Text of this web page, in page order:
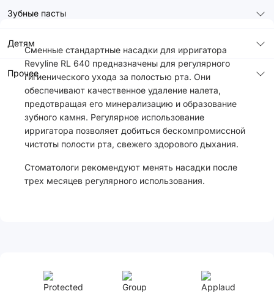
Зубные пасты
Детям
Прочее
Сменные стандартные насадки для ирригатора
Revyline RL 640 предназначены для регулярного
гигиенического ухода за полостью рта. Они
обеспечивают качественное удаление налета,
предотвращая его минерализацию и образование
зубного камня. Регулярное использование
ирригатора позволяет добиться бескомпромиссной
чистоты полости рта, свежего здорового дыхания.
Стоматологи рекомендуют менять насадки после
трех месяцев регулярного использования.